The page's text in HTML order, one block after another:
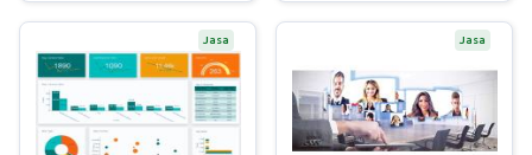
Jasa Jasa